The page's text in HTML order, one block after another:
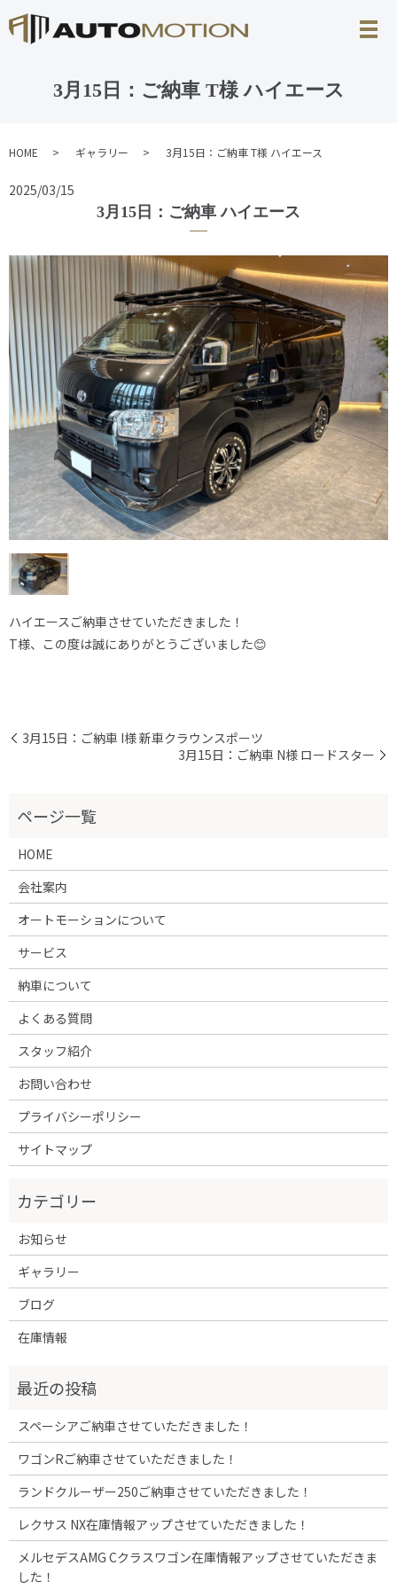
3月15日：ご納車 T様 ハイエース
HOME ギャラリー 3月15日：ご納車 T様 ハイエース
2025/03/15
3月15日：ご納車 ハイエース
ハイエースご納車させていただきました！
T様、この度は誠にありがとうございました😊
3月15日：ご納車 I様 新車クラウンスポーツ
3月15日：ご納車 N様 ロードスター
HOME
会社案内
オートモーションについて
サービス
納車について
よくある質問
スタッフ紹介
お問い合わせ
プライバシーポリシー
サイトマップ
お知らせ
ギャラリー
ブログ
在庫情報
スペーシアご納車させていただきました！
ワゴンRご納車させていただきました！
ランドクルーザー250ご納車させていただきました！
レクサス NX在庫情報アップさせていただきました！
メルセデスAMG Cクラスワゴン在庫情報アップさせていただきま
した！